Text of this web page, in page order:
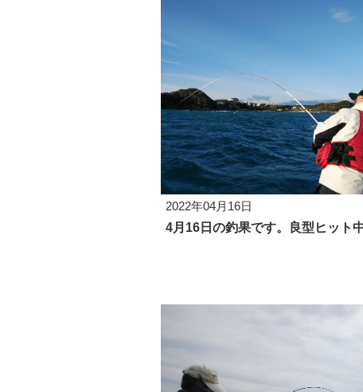
2022年04月16日
4月16日の釣果です。良型ヒット